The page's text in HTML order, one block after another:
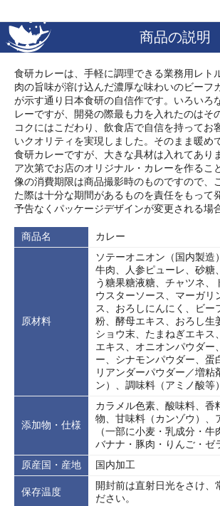
商品の説明
食研カレーは、手軽に調理できる業務用レト
肉の旨味が溶け込んだ濃厚な味わいのビーフ
が示す通り日本食研の自信作です。いろいろ
レーですが、開発の際最も力を入れたのはそ
コクにはこだわり、飲食店で自信を持ってお
いクオリティを実現しました。そのまま暖め
食研カレーですが、大きな具材は入れてあり
ア次第でお店のオリジナル・カレーを作る
像の消費期限は商品撮影時のものですので、
た際は十分な期間があるものを責任をもっ
予告なくパッケージデザインが変更される場
商品名 カレー
原材料
ソテーオニオン（国内製造
牛肉、人参ピューレ、砂糖
う糖果糖液糖、チャツネ、
ウスターソース、マーガリ
ス、おろしにんにく、ビー
粉、酵母エキス、おろし生
ショウ末、たまねぎエキス
エキス、オニオンパウダー
ー、シナモンパウダー、蛋
リアンダーパウダー／増粘
ン）、調味料（アミノ酸等）
添加物・仕様
カラメル色素、酸味料、香
物、甘味料（カンゾウ）、
（一部に小麦・乳成分・牛
バナナ・豚肉・りんご・ゼ
原産国・産地
国内加工
保存温度
開封前は直射日光をさけ、
ださい。